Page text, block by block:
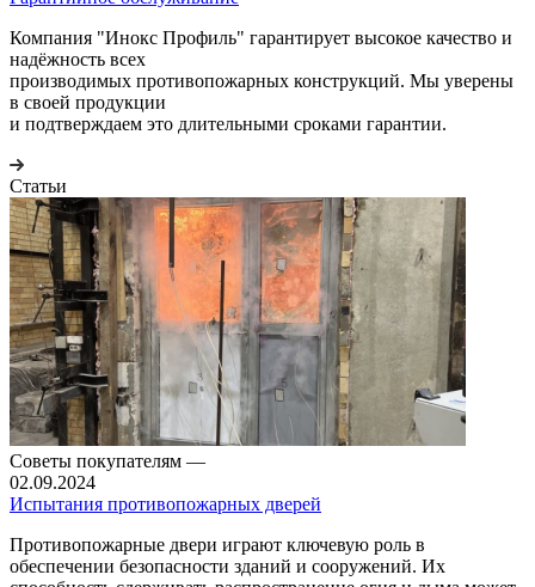
Компания "Инокс Профиль" гарантирует высокое качество и
надёжность всех
производимых противопожарных конструкций. Мы уверены
в своей продукции
и подтверждаем это длительными сроками гарантии.
Статьи
Советы покупателям —
02.09.2024
Испытания противопожарных дверей
Противопожарные двери играют ключевую роль в
обеспечении безопасности зданий и сооружений. Их